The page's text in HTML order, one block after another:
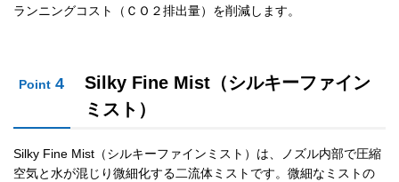
ランニングコスト（ＣＯ２排出量）を削減します。
Point 4
Silky Fine Mist（シルキーファイン
ミスト）
Silky Fine Mist（シルキーファインミスト）は、ノズル内部で圧縮
空気と水が混じり微細化する二流体ミストです。微細なミストの